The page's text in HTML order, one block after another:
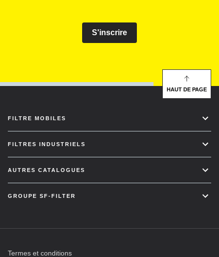
S'inscrire
FILTRE MOBILES
FILTRES INDUSTRIELS
AUTRES CATALOGUES
GROUPE SF-FILTER
Termes et conditions
HAUT DE PAGE